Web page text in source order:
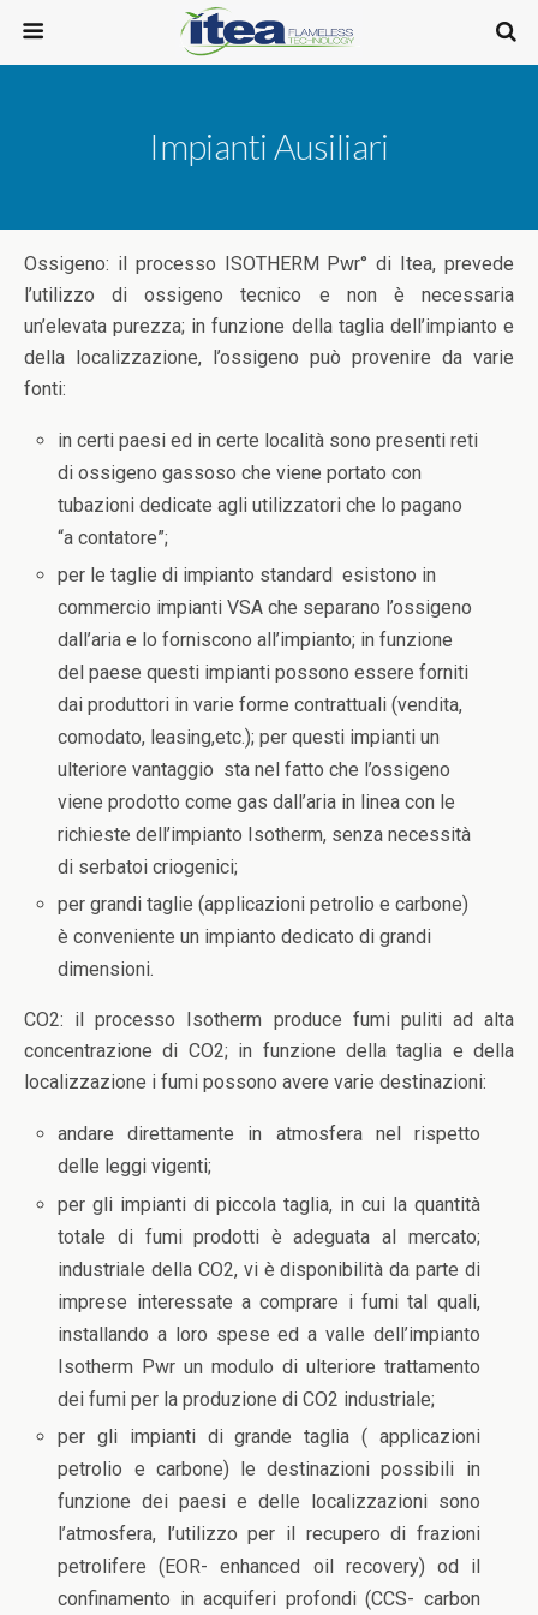
Impianti Ausiliari
Ossigeno: il processo ISOTHERM Pwr° di Itea, prevede
l’utilizzo di ossigeno tecnico e non è necessaria
un’elevata purezza; in funzione della taglia dell’impianto e
della localizzazione, l’ossigeno può provenire da varie
fonti:
in certi paesi ed in certe località sono presenti reti
di ossigeno gassoso che viene portato con
tubazioni dedicate agli utilizzatori che lo pagano
“a contatore”;
per le taglie di impianto standard esistono in
commercio impianti VSA che separano l’ossigeno
dall’aria e lo forniscono all’impianto; in funzione
del paese questi impianti possono essere forniti
dai produttori in varie forme contrattuali (vendita,
comodato, leasing,etc.); per questi impianti un
ulteriore vantaggio sta nel fatto che l’ossigeno
viene prodotto come gas dall’aria in linea con le
richieste dell’impianto Isotherm, senza necessità
di serbatoi criogenici;
per grandi taglie (applicazioni petrolio e carbone)
è conveniente un impianto dedicato di grandi
dimensioni.
CO2: il processo Isotherm produce fumi puliti ad alta
concentrazione di CO2; in funzione della taglia e della
localizzazione i fumi possono avere varie destinazioni:
andare direttamente in atmosfera nel rispetto
delle leggi vigenti;
per gli impianti di piccola taglia, in cui la quantità
totale di fumi prodotti è adeguata al mercato;
industriale della CO2, vi è disponibilità da parte di
imprese interessate a comprare i fumi tal quali,
installando a loro spese ed a valle dell’impianto
Isotherm Pwr un modulo di ulteriore trattamento
dei fumi per la produzione di CO2 industriale;
per gli impianti di grande taglia ( applicazioni
petrolio e carbone) le destinazioni possibili in
funzione dei paesi e delle localizzazioni sono
l’atmosfera, l’utilizzo per il recupero di frazioni
petrolifere (EOR- enhanced oil recovery) od il
confinamento in acquiferi profondi (CCS- carbon